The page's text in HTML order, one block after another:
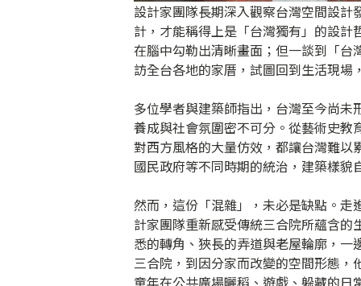
設計家團隊長期深入觀察台灣空間設
計，才能稱得上是「台灣獨有」的設
在腦中勾勒出清晰畫面；但一談到「
訪全台各地的家厝，試圖回到生活現
多位學者與建築師指出，台灣至今尚
養成與社會氛圍密不可分。從藝術史
對西方風格的大量仿效，都讓台灣難
國民政府等不同時期的統治，建築樣
然而，這份「混雜」，未必是缺點。
計家團隊重新感受傳統三合院所蘊含
悉的轉角、狹長的弄道與老屋輪廓，
三合院，到因分家而改變的空間形態
童年在公共廣場曬稻、遊戲、躲藏的